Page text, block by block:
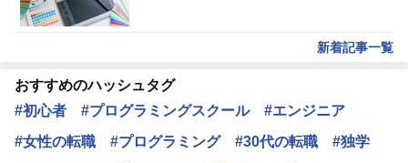
新着記事一覧
おすすめのハッシュタグ
#初心者
#プログラミングスクール
#エンジニア
#女性の転職
#プログラミング #30代の転職
#独学